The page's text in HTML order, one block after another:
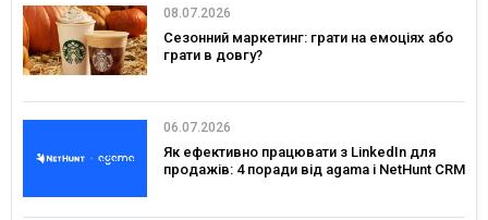
08.07.2026
Сезонний маркетинг: грати на емоціях або
грати в довгу?
06.07.2026
Як ефективно працювати з LinkedIn для
продажів: 4 поради від agama і NetHunt CRM